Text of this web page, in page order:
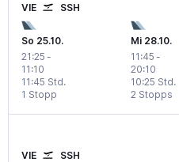
VIE SSH
So 25.10.
21:25 -
11:10
1 Stopp
11:45 Std.
Mi 28.10.
11:45 -
20:10
2 Stopps
10:25 Std.
VIE SSH